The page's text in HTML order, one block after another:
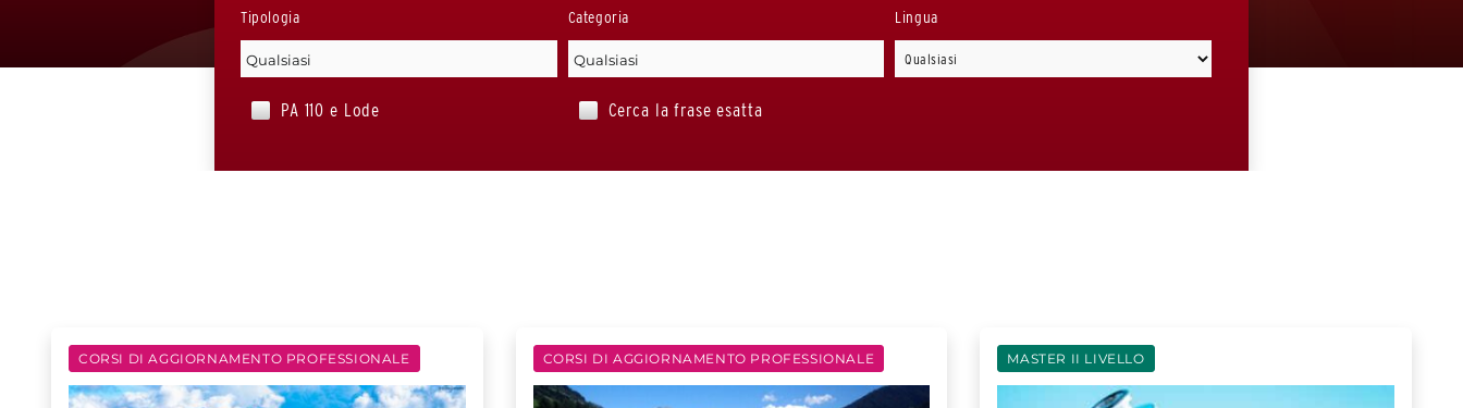
Tipologia Categoria Lingua
PA 110 e Lode Cerca la frase esatta
CORSI DI AGGIORNAMENTO PROFESSIONALE CORSI DI AGGIORNAMENTO PROFESSIONALE MASTER II LIVELLO